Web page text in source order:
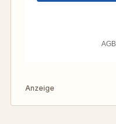
Anzeige